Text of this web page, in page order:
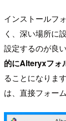
インストールフ
く、深い場所に
設定するのが良
的にAlteryxフォ
ることになりま
は、直接フォー